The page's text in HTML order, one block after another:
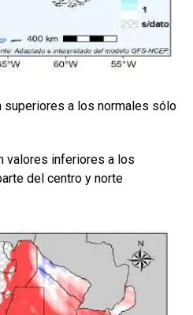
a los normales sólo
valores inferiores a los
del centro y norte